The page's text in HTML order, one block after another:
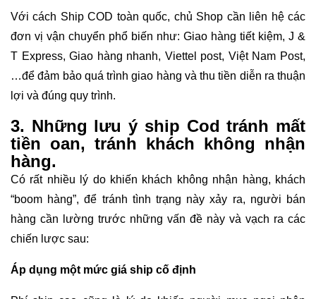
Với cách Ship COD toàn quốc, chủ Shop cần liên hệ các
đơn vị vận chuyển phổ biến như: Giao hàng tiết kiệm, J &
T Express, Giao hàng nhanh, Viettel post, Việt Nam Post,
…để đảm bảo quá trình giao hàng và thu tiền diễn ra thuận
lợi và đúng quy trình.
3. Những lưu ý ship Cod tránh mất
tiền oan, tránh khách không nhận
hàng.
Có rất nhiều lý do khiến khách không nhận hàng, khách
“boom hàng”, để tránh tình trạng này xảy ra, người bán
hàng cần lường trước những vấn đề này và vạch ra các
chiến lược sau:
Áp dụng một mức giá ship cố định